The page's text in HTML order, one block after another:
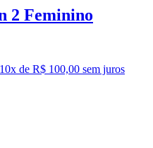
2 Feminino
10x de R$ 100,00 sem juros